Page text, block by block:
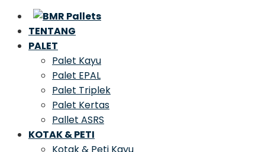
TENTANG
PALET
Palet Kayu
Palet EPAL
Palet Triplek
Palet Kertas
Pallet ASRS
KOTAK & PETI